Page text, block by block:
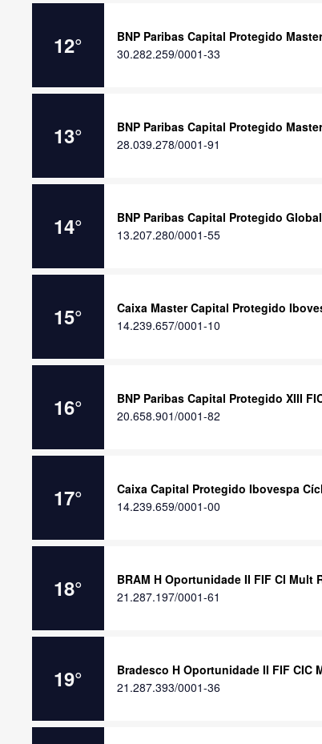
12°
BNP Paribas Capital Protegido
30.282.259/0001-33
13°
BNP Paribas Capital Protegido
28.039.278/0001-91
14°
BNP Paribas Capital Protegido
13.207.280/0001-55
15°
Caixa Master Capital Protegido
14.239.657/0001-10
16°
BNP Paribas Capital Protegido XIII
20.658.901/0001-82
17°
Caixa Capital Protegido Ibovespa
14.239.659/0001-00
18°
BRAM H Oportunidade II FIF CI Mult
21.287.197/0001-61
19°
Bradesco H Oportunidade II FIF CIC
21.287.393/0001-36